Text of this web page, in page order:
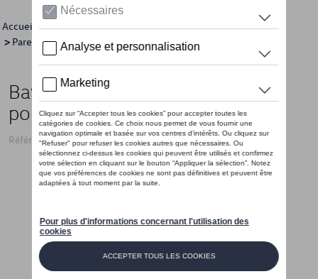
Accueil >Catalogue Volkswagen >Confort et protection
> Pare-boue > Détail
Bavette garde-boue, Arrière, pas
pour pick-up
Référence: 7H0075101